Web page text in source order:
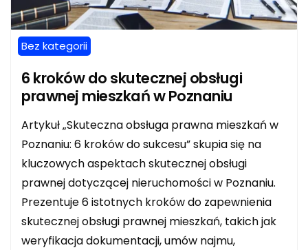
Bez kategorii
6 kroków do skutecznej obsługi
prawnej mieszkań w Poznaniu
Artykuł „Skuteczna obsługa prawna mieszkań w
Poznaniu: 6 kroków do sukcesu” skupia się na
kluczowych aspektach skutecznej obsługi
prawnej dotyczącej nieruchomości w Poznaniu.
Prezentuje 6 istotnych kroków do zapewnienia
skutecznej obsługi prawnej mieszkań, takich jak
weryfikacja dokumentacji, umów najmu,